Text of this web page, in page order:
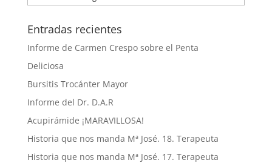
Entradas recientes
Informe de Carmen Crespo sobre el Penta
Deliciosa
Bursitis Trocánter Mayor
Informe del Dr. D.A.R
Acupirámide ¡MARAVILLOSA!
Historia que nos manda Mª José. 18. Terapeuta
Historia que nos manda Mª José. 17. Terapeuta